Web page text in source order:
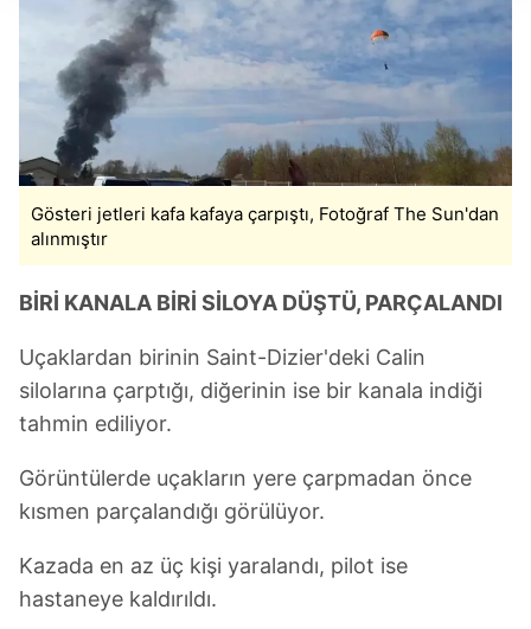
takdirde, kullanıcılara hedefli reklamlar
gösterilmeyecektir."
Sizlere daha iyi bir hizmet sunabilmek için İnternet
Sitemizde kendimize ve üçüncü kişilere ait çerezler
kullanılmaktadır. Bu çerezler vasıtasıyla çeşitli kişisel
verileriniz işlenmekte olup gerekli olan çerezler bilgi
toplumu hizmetlerinin sunulması amacıyla
kullanılmaktadır. Diğer çerezler, sitemizin daha işlevsel
reklam/pazarlama faaliyetlerinin yapılması, amaçlarıyla
Çerezlere ilişkin tercihlerinizi aşağıda yer alan panel
vasıtasıyla belirleyebilirsiniz. Çerezlere ilişkin detaylı bilgi
Metnimiziziyaret edebilirsiniz.
hazırlanmış Aydınlatma Metnimizi okumak ve sitemizde
ilgili mevzuata uygun olarak kullanılan çerezlerle ilgili bilgi
almak için lütfen
Gösteri jetleri kafa kafaya çarpıştı, Fotoğraf The Sun'dan
alınmıştır
BİRİ KANALA BİRİ SİLOYA DÜŞTÜ, PARÇALANDI
Uçaklardan birinin Saint-Dizier'deki Calin
silolarına çarptığı, diğerinin ise bir kanala indiği
tahmin ediliyor.
Görüntülerde uçakların yere çarpmadan önce
kısmen parçalandığı görülüyor.
Kazada en az üç kişi yaralandı, pilot ise
hastaneye kaldırıldı.